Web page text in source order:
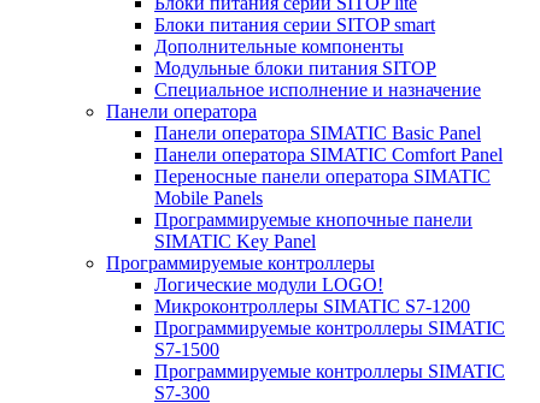
Блоки питания серии SITOP smart
Дополнительные компоненты
Модульные блоки питания SITOP
Специальное исполнение и назначение
Панели оператора
Панели оператора SIMATIC Basic Panel
Панели оператора SIMATIC Comfort Panel
Переносные панели оператора SIMATIC
Mobile Panels
Программируемые кнопочные панели
SIMATIC Key Panel
Программируемые контроллеры
Логические модули LOGO!
Микроконтроллеры SIMATIC S7-1200
Программируемые контроллеры SIMATIC
S7-1500
Программируемые контроллеры SIMATIC
S7-300